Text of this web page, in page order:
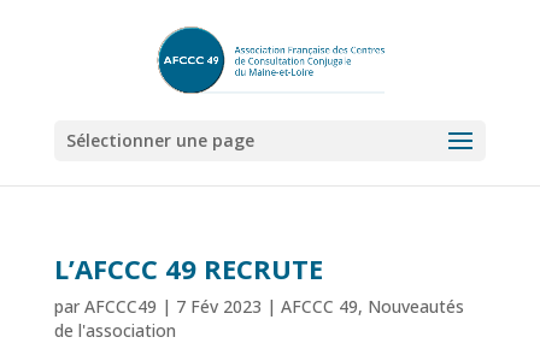
Sélectionner une page
L’AFCCC 49 RECRUTE
par AFCCC49 | 7 Fév 2023 | AFCCC 49, Nouveautés
de l'association